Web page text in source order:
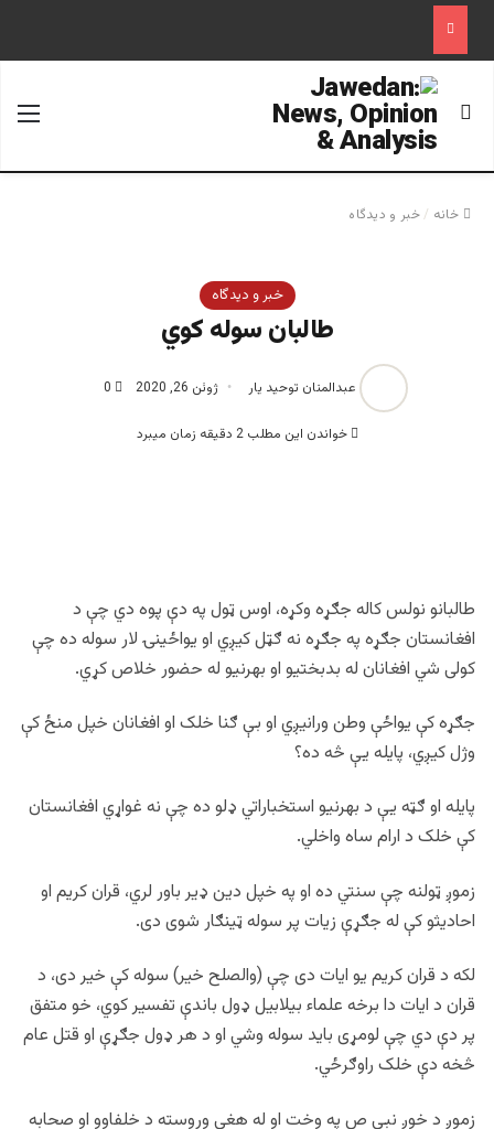
جستجو برای
خانه /خبر و دیدگاه
خبر و دیدگاه
طالبان سوله کوي
عبدالمنان توحید یار ژوئن 26, 2020 0
خواندن این مطلب 2 دقیقه زمان میبرد
طالبانو نولس کاله جګړه وکړه، اوس ټول په دې پوه دي چې د
افغانستان جګړه په جګړه نه ګټل کیږي او یواځینۍ لار سوله ده چې
کولی شي افغانان له بدبختیو او بهرنیو له حضور خلاص کړي.
جګړه کې یواځې وطن ورانیږي او بې ګنا خلک او افغانان خپل منځ کې
وژل کیږي، پایله یې څه ده؟
پایله او ګټه یې د بهرنیو استخباراتي ډلو ده چې نه غواړي افغانستان
کې خلک د ارام ساه واخلي.
زموږ ټولنه چې سنتي ده او په خپل دین ډير باور لري، قران کریم او
احادیثو کې له جګړې زیات پر سوله ټینګار شوی دی.
لکه د قران کریم یو ایات دی چې (والصلح خیر) سوله کې خیر دی، د
قران د ایات دا برخه علماء بیلابیل ډول باندې تفسیر کوي، خو متفق
پر دې دي چې لومړی باید سوله وشي او د هر ډول جګړې او قتل عام
څخه دې خلک راوګرځي.
زموږ د خوږ نبي ص په وخت او له هغې وروسته د خلفاوو او صحابه